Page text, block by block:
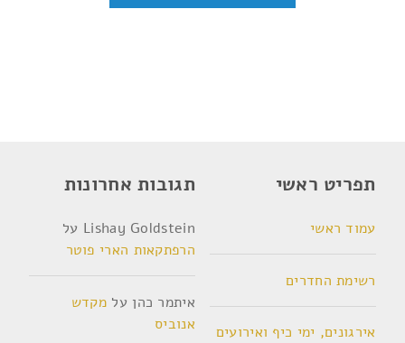
תפריט ראשי
עמוד ראשי
רשימת החדרים
אירגונים, ימי כיף ואירועים
תגובות אחרונות
Lishay Goldstein על
הרפתקאות הארי פוטר
איתמר כהן על מקדש
אנוביס